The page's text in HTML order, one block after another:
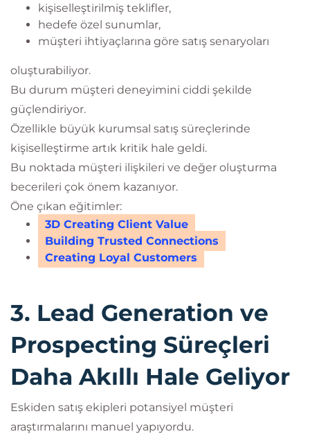
kişiselleştirilmiş teklifler,
hedefe özel sunumlar,
müşteri ihtiyaçlarına göre satış senaryoları
oluşturabiliyor.
Bu durum müşteri deneyimini ciddi şekilde
güçlendiriyor.
Özellikle büyük kurumsal satış süreçlerinde
kişiselleştirme artık kritik hale geldi.
Bu noktada müşteri ilişkileri ve değer oluşturma
becerileri çok önem kazanıyor.
Öne çıkan eğitimler:
3D Creating Client Value
Building Trusted Connections
Creating Loyal Customers
3. Lead Generation ve
Prospecting Süreçleri
Daha Akıllı Hale Geliyor
Eskiden satış ekipleri potansiyel müşteri
araştırmalarını manuel yapıyordu.